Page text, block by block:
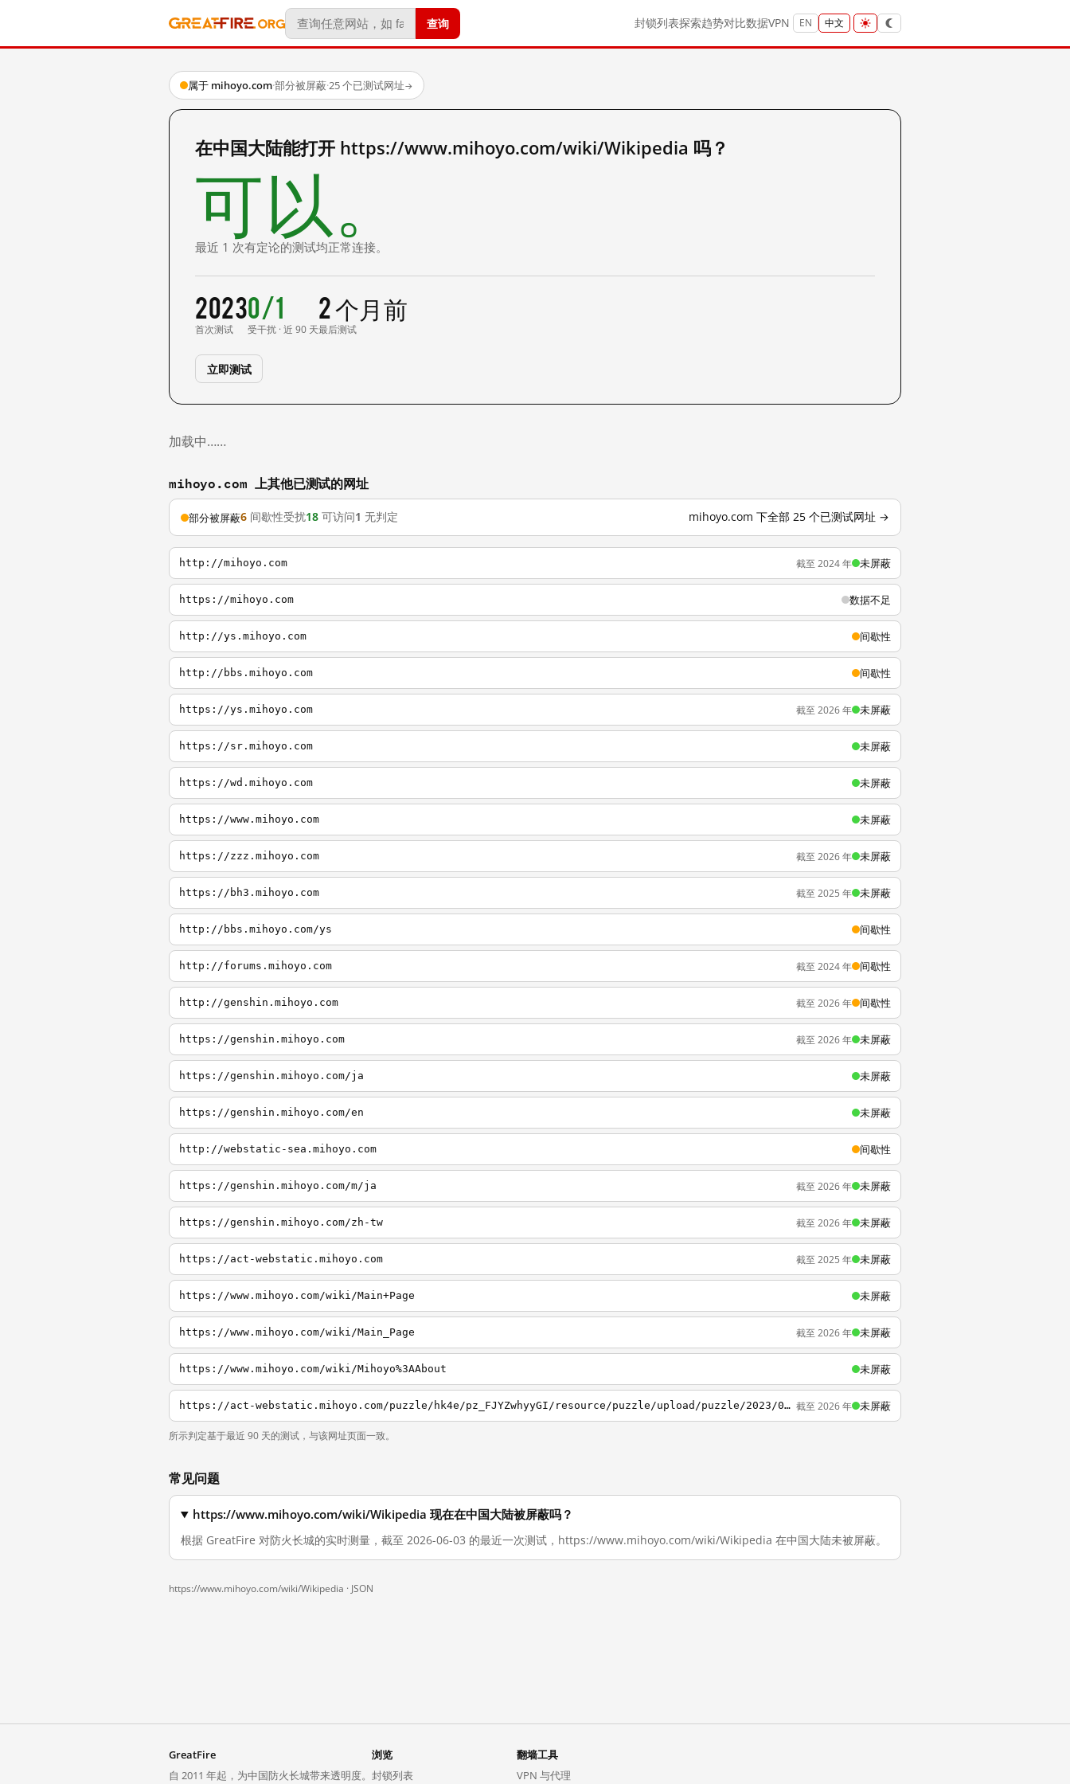
查询 封锁列表探索趋势对比数据VPN EN 中文
属于 mihoyo.com·部分被屏蔽·25 个已测试网址→
在中国大陆能打开 https://www.mihoyo.com/wiki/Wikipedia 吗？
可以。
最近 1 次有定论的测试均正常连接。
2023
首次测试
0/1
受干扰 · 近 90 天
2 个月前
最后测试
立即测试
加载中……
mihoyo.com 上其他已测试的网址
部分被屏蔽6 间歇性受扰18 可访问1 无判定 mihoyo.com 下全部 25 个已测试网址 →
http://mihoyo.com 截至 2024 年 未屏蔽
https://mihoyo.com 数据不足
http://ys.mihoyo.com 间歇性
http://bbs.mihoyo.com 间歇性
https://ys.mihoyo.com 截至 2026 年 未屏蔽
https://sr.mihoyo.com 未屏蔽
https://wd.mihoyo.com 未屏蔽
https://www.mihoyo.com 未屏蔽
https://zzz.mihoyo.com 截至 2026 年 未屏蔽
https://bh3.mihoyo.com 截至 2025 年 未屏蔽
http://bbs.mihoyo.com/ys 间歇性
http://forums.mihoyo.com 截至 2024 年 间歇性
http://genshin.mihoyo.com 截至 2026 年 间歇性
https://genshin.mihoyo.com 截至 2026 年 未屏蔽
https://genshin.mihoyo.com/ja 未屏蔽
https://genshin.mihoyo.com/en 未屏蔽
http://webstatic-sea.mihoyo.com 间歇性
https://genshin.mihoyo.com/m/ja 截至 2026 年 未屏蔽
https://genshin.mihoyo.com/zh-tw 截至 2026 年 未屏蔽
https://act-webstatic.mihoyo.com 截至 2025 年 未屏蔽
https://www.mihoyo.com/wiki/Main+Page 未屏蔽
https://www.mihoyo.com/wiki/Main_Page 截至 2026 年 未屏蔽
https://www.mihoyo.com/wiki/Mihoyo%3AAbout 未屏蔽
https://act-webstatic.mihoyo.com/puzzle/hk4e/pz_FJYZwhyyGI/resource/puzzle/upload/puzzle/2023/05/16/b3bdd51dc804a1a9e3271d91964b8847_1511053976308051577.png?x-oss-process=image%2Fformat%2Cwebp%2Fquality%2CQ_90 截至 2026 年 未屏蔽
所示判定基于最近 90 天的测试，与该网址页面一致。
常见问题
https://www.mihoyo.com/wiki/Wikipedia 现在在中国大陆被屏蔽吗？
根据 GreatFire 对防火长城的实时测量，截至 2026-06-03 的最近一次测试，https://www.mihoyo.com/wiki/Wikipedia 在中国大陆未被屏蔽。
https://www.mihoyo.com/wiki/Wikipedia · JSON
GreatFire
自 2011 年起，为中国防火长城带来透明度。
浏览
封锁列表
翻墙工具
VPN 与代理